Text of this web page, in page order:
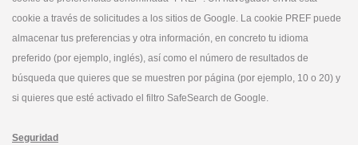
cookie a través de solicitudes a los sitios de Google. La cookie PREF puede
almacenar tus preferencias y otra información, en concreto tu idioma
preferido (por ejemplo, inglés), así como el número de resultados de
búsqueda que quieres que se muestren por página (por ejemplo, 10 o 20) y
si quieres que esté activado el filtro SafeSearch de Google.
Seguridad